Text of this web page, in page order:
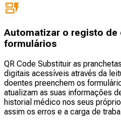
Automatizar o registo de
formulários
QR Code Substituir as
digitais acessíveis através da
doentes preenchem os
atualizam as suas informações
historial médico nos seus
assim os erros e a carga de